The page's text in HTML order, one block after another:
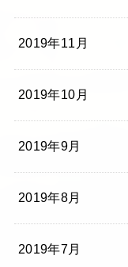
2019年11月
2019年10月
2019年9月
2019年8月
2019年7月